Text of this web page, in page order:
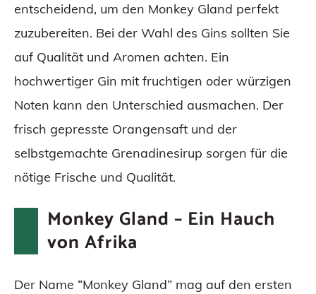
entscheidend, um den Monkey Gland perfekt
zuzubereiten. Bei der Wahl des Gins sollten Sie
auf Qualität und Aromen achten. Ein
hochwertiger Gin mit fruchtigen oder würzigen
Noten kann den Unterschied ausmachen. Der
frisch gepresste Orangensaft und der
selbstgemachte Grenadinesirup sorgen für die
nötige Frische und Qualität.
Monkey Gland – Ein Hauch
von Afrika
Der Name “Monkey Gland” mag auf den ersten